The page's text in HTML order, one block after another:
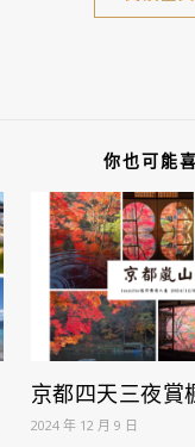
你也可能
京都四天三夜賞
2024 年 12 月 9 日